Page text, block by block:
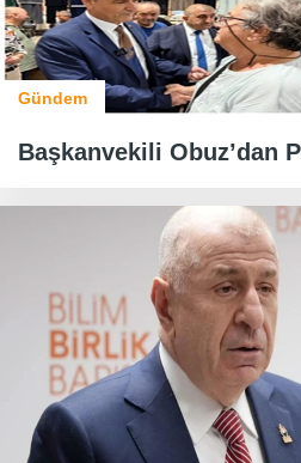
Gündem
Başkanvekili Obuz’dan